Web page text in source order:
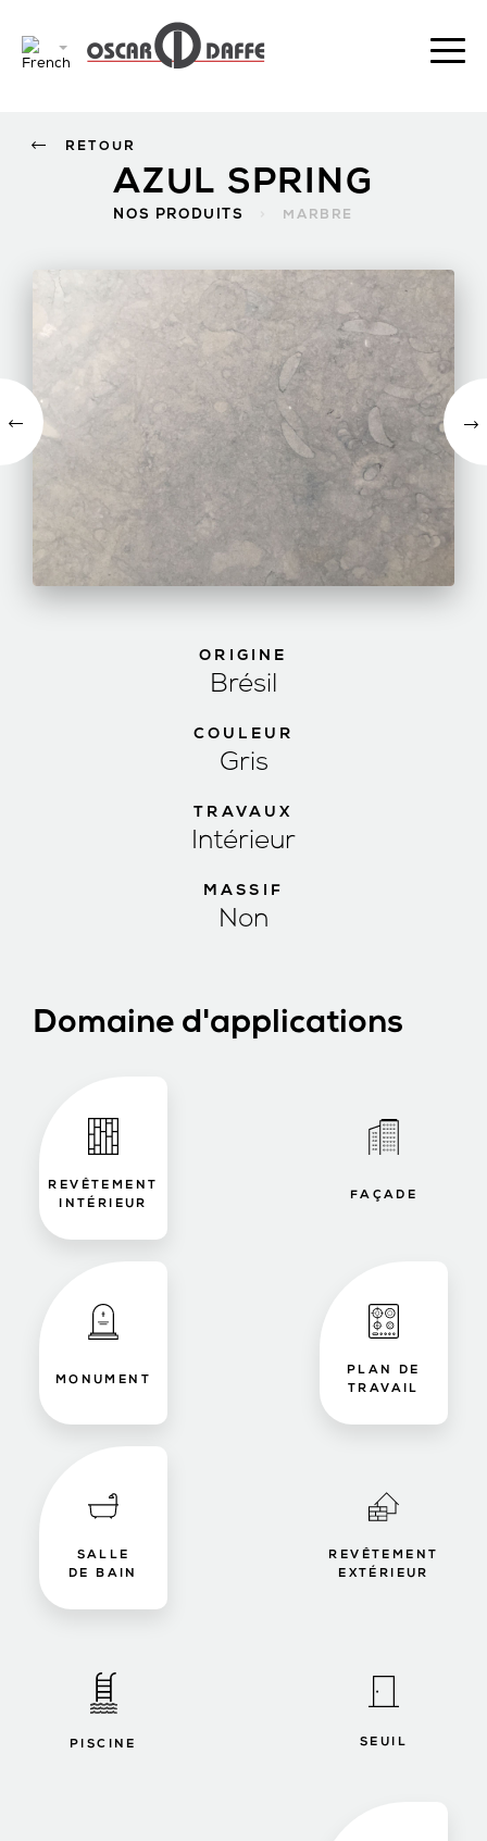
AZUL SPRING
NOS PRODUITS MARBRE
RETOUR
ORIGINE
Brésil
COULEUR
Gris
TRAVAUX
Intérieur
MASSIF
Non
Domaine d'applications
REVÊTEMENT
INTÉRIEUR
FAÇADE
MONUMENT
PLAN DE
TRAVAIL
SALLE
DE BAIN
REVÊTEMENT
EXTÉRIEUR
PISCINE SEUIL